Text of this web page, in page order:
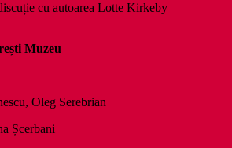
cu autoarea Lotte Kirkeby
Muzeu
Oleg Serebrian
Șcerbani